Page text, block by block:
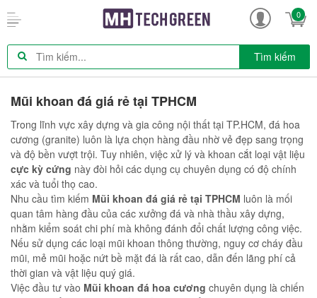
0
Tìm kiếm
Mũi khoan đá giá rẻ tại TPHCM
Trong lĩnh vực xây dựng và gia công nội thất tại TP.HCM, đá hoa
cương (granite) luôn là lựa chọn hàng đầu nhờ vẻ đẹp sang trọng
và độ bền vượt trội. Tuy nhiên, việc xử lý và khoan cắt loại vật liệu
cực kỳ cứng này đòi hỏi các dụng cụ chuyên dụng có độ chính
xác và tuổi thọ cao.
Nhu cầu tìm kiếm Mũi khoan đá giá rẻ tại TPHCM luôn là mối
quan tâm hàng đầu của các xưởng đá và nhà thầu xây dựng,
nhằm kiểm soát chi phí mà không đánh đổi chất lượng công việc.
Nếu sử dụng các loại mũi khoan thông thường, nguy cơ cháy đầu
mũi, mẻ mũi hoặc nứt bề mặt đá là rất cao, dẫn đến lãng phí cả
thời gian và vật liệu quý giá.
Việc đầu tư vào Mũi khoan đá hoa cương chuyên dụng là chiến